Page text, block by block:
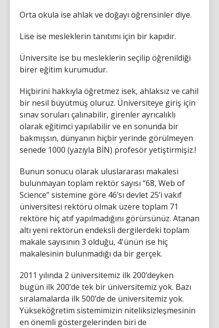
Orta okula ise ahlak ve doğayı öğrensinler diye.
Lise ise mesleklerin tanıtımı için bir kapıdır.
Üniversite ise bu mesleklerin seçilip öğrenildiği
birer eğitim kurumudur.
Hiçbirini hakkıyla öğretmez isek, ahlaksız ve cahil
bir nesil büyütmüş oluruz. Üniversiteye giriş için
sınav soruları çalınabilir, girenler ayrıcalıklı
olarak eğitimci yapılabilir ve en sonunda bir
bakmışsın, dünyanın hiçbir yerinde görülmeyen
senede 1000 (yazıyla BİN) profesör yetiştirmişiz.!
Bunun sonucu olarak uluslararası makalesi
bulunmayan toplam rektör sayısı “68, Web of
Science” sistemine göre 46’sı devlet 25’i vakıf
üniversitesi rektörü olmak üzere toplam 71
rektöre hiç atıf yapılmadığını görürsünüz. Atanan
altı yeni rektörün endeksli dergilerdeki toplam
makale sayısının 3 olduğu, 4'ünün ise hiç
makalesinin bulunmadığı da bir gerçek.
2011 yılında 2 üniversitemiz ilk 200’deyken
bugün ilk 200’de tek bir üniversitemiz yok. Bazı
sıralamalarda ilk 500’de de üniversitemiz yok.
Yükseköğretim sistemimizin niteliksizleşmesinin
en önemli göstergelerinden biri de